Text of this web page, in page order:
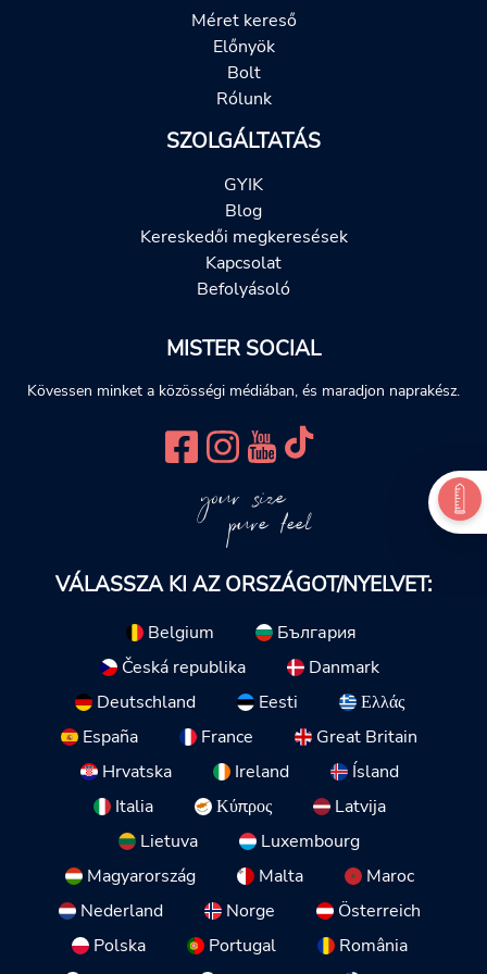
Méret kereső
Előnyök
Bolt
Rólunk
SZOLGÁLTATÁS
GYIK
Blog
Kereskedői megkeresések
Kapcsolat
Befolyásoló
MISTER SOCIAL
Kövessen minket a közösségi médiában, és maradjon naprakész.
your size
pure feel
VÁLASSZA KI AZ ORSZÁGOT/NYELVET:
Belgium
България
Česká republika
Danmark
Deutschland
Eesti
Ελλάς
España
France
Great Britain
Hrvatska
Ireland
Ísland
Italia
Κύπρος
Latvija
Lietuva
Luxembourg
Magyarország
Malta
Maroc
Nederland
Norge
Österreich
Polska
Portugal
România